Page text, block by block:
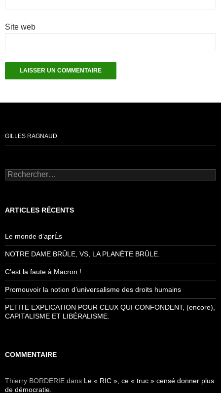
Site web
GILLES RAGNAUD
Rechercher :
ARTICLES RÉCENTS
Le monde d’aprÈs
NOTRE DAME BRÛLE, VS, LA PLANÈTE BRÛLE.
C’est la faute à Macron !
Promouvoir la notion d’universalisme des droits humains
PETITE EXPLICATION POUR CEUX QUI CONFONDENT, (encore),
CAPITALISME ET LIBÉRALISME.
COMMENTAIRE
Thierry BORDERIE dans Le « RIC », ce « truc » censé donner plus
de démocratie.